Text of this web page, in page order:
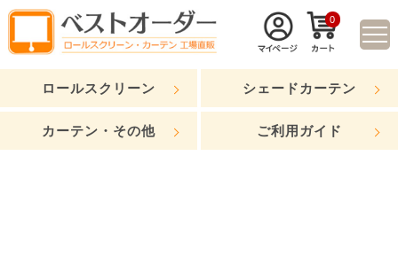
0
ロールスクリーン シェードカーテン
カーテン・その他 ご利用ガイド